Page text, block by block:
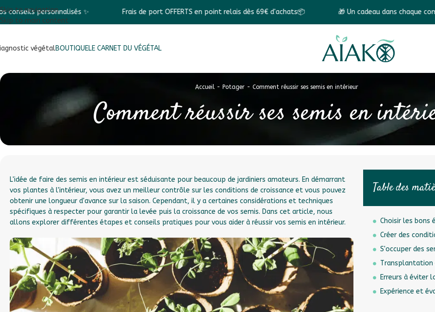
Skip to navigation
Skip to main content
✨ Frais de port OFFERTS en point relais dès 69€ d'achats📦 🎁 Un cadeau dans chaque commande ! 🎁
végétalBOUTIQUELE CARNET DU VÉGÉTAL
Accueil - Potager - Comment réussir ses semis en intérieur
Comment réussir ses semis en
L'idée de faire des semis en intérieur est séduisante pour beaucoup de jardiniers amateurs. En démarrant
vos plantes à l'intérieur, vous avez un meilleur contrôle sur les conditions de croissance et vous pouvez
obtenir une longueur d'avance sur la saison. Cependant, il y a certaines considérations et techniques
spécifiques à respecter pour garantir la levée puis la croissance de vos semis. Dans cet article, nous
allons explorer différentes étapes et conseils pratiques pour vous aider à réussir vos semis en intérieur.
Table des
Choisir les bons
Créer des
S'occuper des
Erreurs à éviter
Expérience et